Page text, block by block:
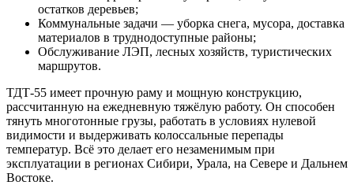
остатков деревьев;
Коммунальные задачи — уборка снега, мусора, доставка
материалов в труднодоступные районы;
Обслуживание ЛЭП, лесных хозяйств, туристических
маршрутов.
ТДТ-55 имеет прочную раму и мощную конструкцию,
рассчитанную на ежедневную тяжёлую работу. Он способен
тянуть многотонные грузы, работать в условиях нулевой
видимости и выдерживать колоссальные перепады
температур. Всё это делает его незаменимым при
эксплуатации в регионах Сибири, Урала, на Севере и Дальнем
Востоке.